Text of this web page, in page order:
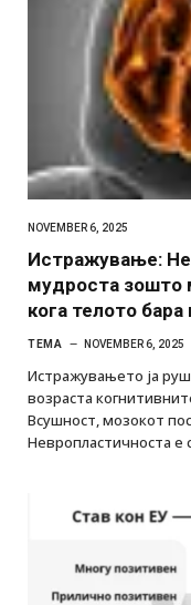
NOVEMBER 6, 2025
Истражување:
мудроста зошто
кога телото бара
ТЕМА NOVEMBER 6, 2025
Истражувањето ја
возраста
Всушност, мозокот
Невропластичноста е